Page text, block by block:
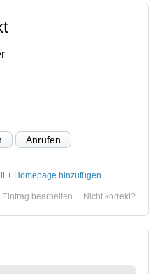
Anrufen
+ Homepage hinzufügen
Nicht korrekt?
Eintrag bearbeiten